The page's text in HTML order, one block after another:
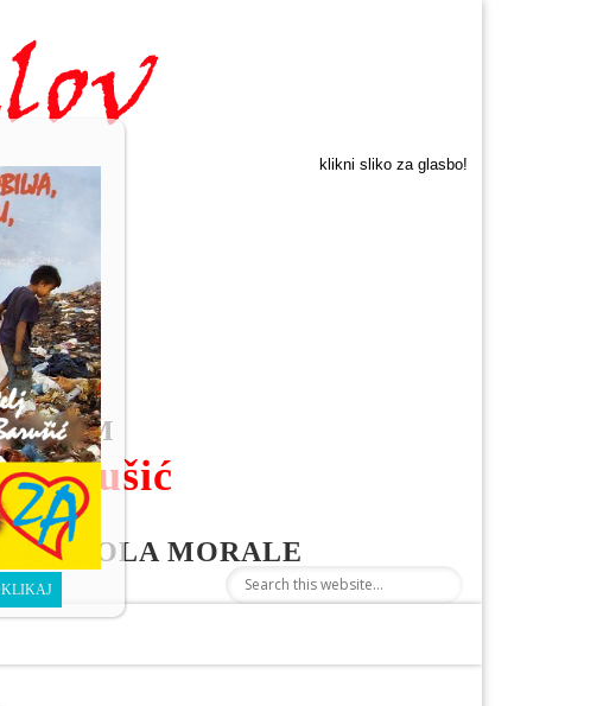
klikni sliko za glasbo!
Barušić
ŠOLA MORALE